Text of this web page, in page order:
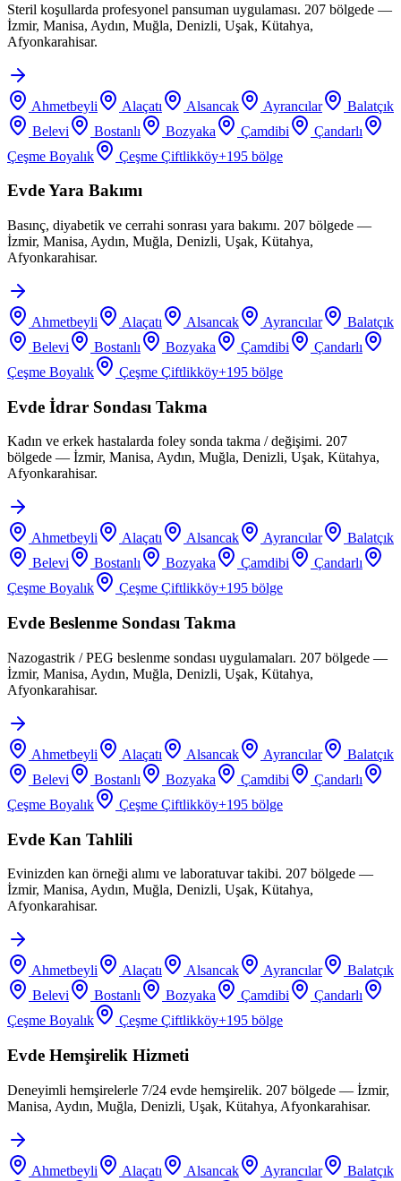
Steril koşullarda profesyonel pansuman uygulaması. 207 bölgede —
İzmir, Manisa, Aydın, Muğla, Denizli, Uşak, Kütahya,
Afyonkarahisar.
Ahmetbeyli Alaçatı Alsancak Ayrancılar
Balatçık
Belevi
Bostanlı Bozyaka Çamdibi
Çandarlı
Çeşme Boyalık
Çeşme Çiftlikköy+195 bölge
Evde Yara Bakımı
Basınç, diyabetik ve cerrahi sonrası yara bakımı. 207 bölgede —
İzmir, Manisa, Aydın, Muğla, Denizli, Uşak, Kütahya,
Afyonkarahisar.
Ahmetbeyli Alaçatı Alsancak Ayrancılar
Balatçık
Belevi
Bostanlı Bozyaka Çamdibi
Çandarlı
Çeşme Boyalık
Çeşme Çiftlikköy+195 bölge
Evde İdrar Sondası Takma
Kadın ve erkek hastalarda foley sonda takma / değişimi. 207
bölgede — İzmir, Manisa, Aydın, Muğla, Denizli, Uşak, Kütahya,
Afyonkarahisar.
Ahmetbeyli Alaçatı Alsancak Ayrancılar
Balatçık
Belevi
Bostanlı Bozyaka Çamdibi
Çandarlı
Çeşme Boyalık
Çeşme Çiftlikköy+195 bölge
Evde Beslenme Sondası Takma
Nazogastrik / PEG beslenme sondası uygulamaları. 207 bölgede —
İzmir, Manisa, Aydın, Muğla, Denizli, Uşak, Kütahya,
Afyonkarahisar.
Ahmetbeyli Alaçatı Alsancak Ayrancılar
Balatçık
Belevi
Bostanlı Bozyaka Çamdibi
Çandarlı
Çeşme Boyalık
Çeşme Çiftlikköy+195 bölge
Evde Kan Tahlili
Evinizden kan örneği alımı ve laboratuvar takibi. 207 bölgede —
İzmir, Manisa, Aydın, Muğla, Denizli, Uşak, Kütahya,
Afyonkarahisar.
Ahmetbeyli Alaçatı Alsancak Ayrancılar
Balatçık
Belevi
Bostanlı Bozyaka Çamdibi
Çandarlı
Çeşme Boyalık
Çeşme Çiftlikköy+195 bölge
Evde Hemşirelik Hizmeti
Deneyimli hemşirelerle 7/24 evde hemşirelik. 207 bölgede — İzmir,
Manisa, Aydın, Muğla, Denizli, Uşak, Kütahya, Afyonkarahisar.
Ahmetbeyli Alaçatı Alsancak Ayrancılar Balatçık